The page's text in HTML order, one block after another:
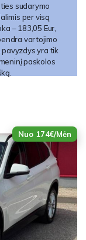
sudarymo
per visą
– 183,05 Eur,
vartojimo
pavyzdys yra tik
paskolos
Nuo 174€/Mėn